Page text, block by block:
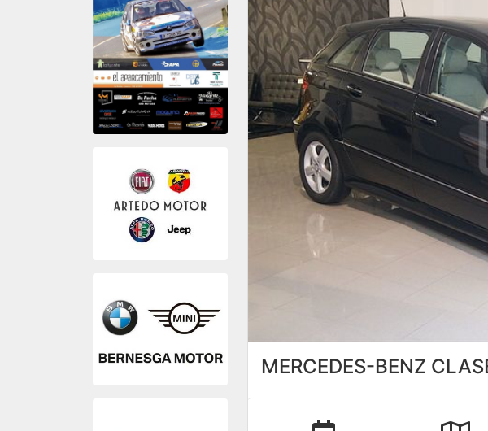
MERCEDES-BENZ